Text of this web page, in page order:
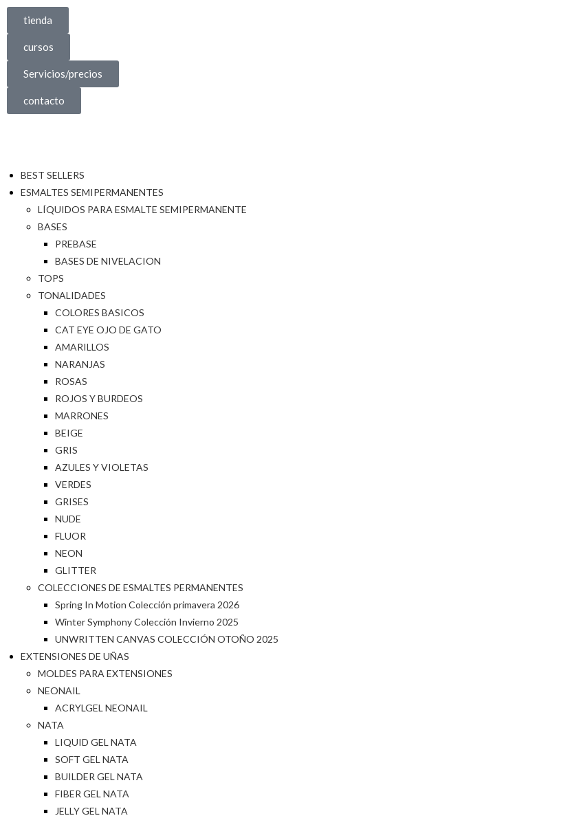
tienda
cursos
Servicios/precios
contacto
BEST SELLERS
ESMALTES SEMIPERMANENTES
LÍQUIDOS PARA ESMALTE SEMIPERMANENTE
BASES
PREBASE
BASES DE NIVELACION
TOPS
TONALIDADES
COLORES BASICOS
CAT EYE OJO DE GATO
AMARILLOS
NARANJAS
ROSAS
ROJOS Y BURDEOS
MARRONES
BEIGE
GRIS
AZULES Y VIOLETAS
VERDES
GRISES
NUDE
FLUOR
NEON
GLITTER
COLECCIONES DE ESMALTES PERMANENTES
Spring In Motion Colección primavera 2026
Winter Symphony Colección Invierno 2025
UNWRITTEN CANVAS COLECCIÓN OTOÑO 2025
EXTENSIONES DE UÑAS
MOLDES PARA EXTENSIONES
NEONAIL
ACRYLGEL NEONAIL
NATA
LIQUID GEL NATA
SOFT GEL NATA
BUILDER GEL NATA
FIBER GEL NATA
JELLY GEL NATA